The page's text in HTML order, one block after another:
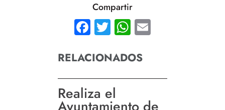
Compartir
Facebook
TwitterWhatsApp
RELACIONADOS
Realiza el